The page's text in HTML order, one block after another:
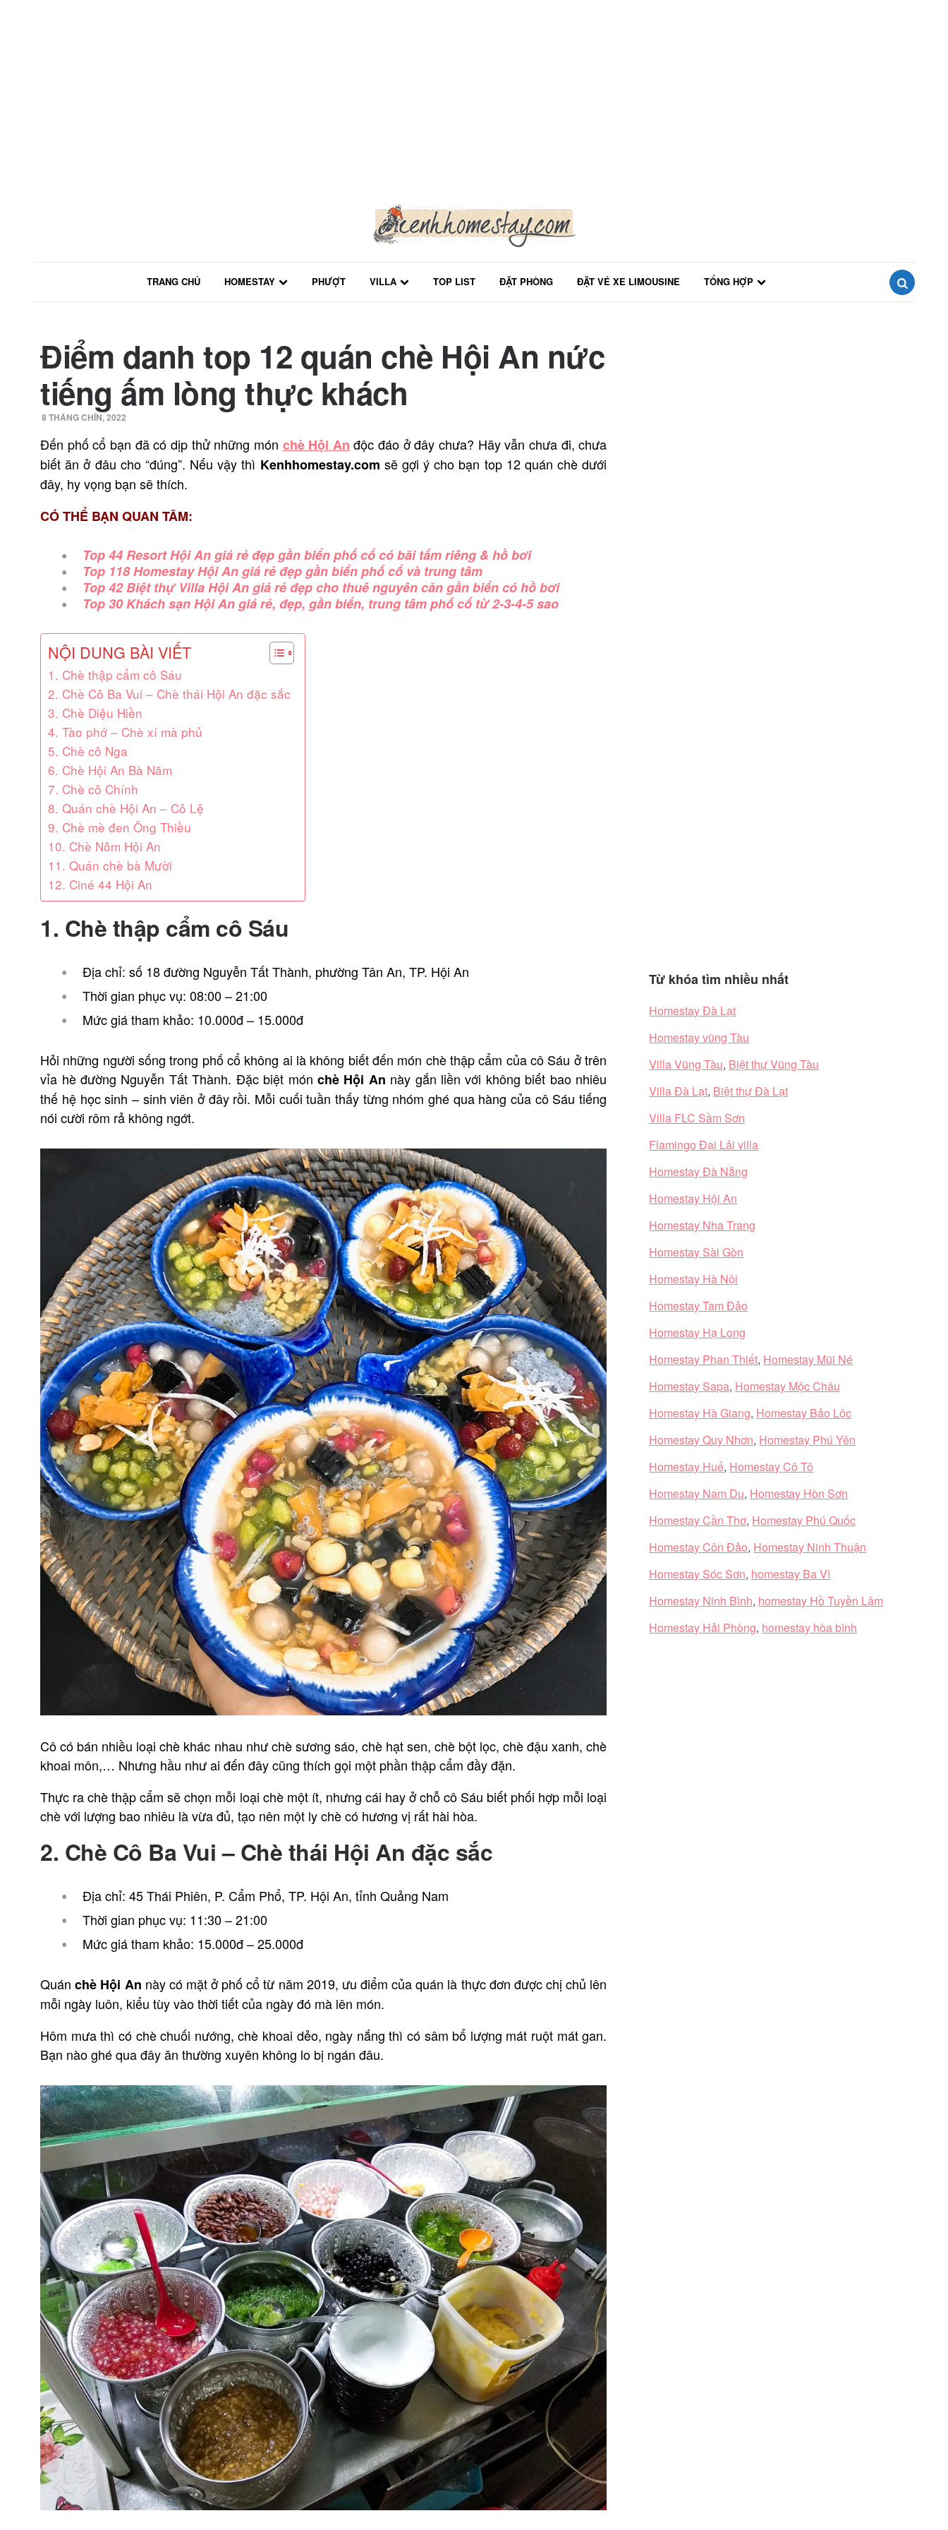
TRANG CHỦ HOMESTAY PHƯỢT VILLA TOP LIST ĐẶT PHÒNG ĐẶT VÉ XE LIMOUSINE
TỔNG HỢP
Điểm danh top 12 quán chè Hội An nức
tiếng ấm lòng thực khách
8 THÁNG CHÍN, 2022
Đến phố cổ bạn đã có dịp thử những món chè Hội An độc đáo ở đây chưa? Hãy vẫn chưa đi, chưa
biết ăn ở đâu cho “đúng”. Nếu vậy thì Kenhhomestay.com sẽ gợi ý cho bạn top 12 quán chè dưới
đây, hy vọng bạn sẽ thích.
CÓ THỂ BẠN QUAN TÂM:
Top 44 Resort Hội An giá rẻ đẹp gần biển phố cổ có bãi tắm riêng & hồ bơi
Top 118 Homestay Hội An giá rẻ đẹp gần biển phố cổ và trung tâm
Top 42 Biệt thự Villa Hội An giá rẻ đẹp cho thuê nguyên căn gần biển có hồ bơi
Top 30 Khách sạn Hội An giá rẻ, đẹp, gần biển, trung tâm phố cổ từ 2-3-4-5 sao
NỘI DUNG BÀI VIẾT
1. Chè thập cẩm cô Sáu
2. Chè Cô Ba Vui – Chè thái Hội An đặc sắc
3. Chè Diệu Hiền
4. Tào phớ – Chè xí mà phủ
5. Chè cô Nga
6. Chè Hội An Bà Năm
7. Chè cô Chính
8. Quán chè Hội An – Cô Lệ
9. Chè mè đen Ông Thiều
10. Chè Nôm Hội An
11. Quán chè bà Mười
12. Ciné 44 Hội An
1. Chè thập cẩm cô Sáu
Địa chỉ: số 18 đường Nguyễn Tất Thành, phường Tân An, TP. Hội An
Thời gian phục vụ:08:00 – 21:00
Mức giá tham khảo: 10.000đ – 15.000đ
Hỏi những người sống trong phố cổ không ai là không biết đến món chè thập cẩm của cô Sáu ở trên
vỉa hè đường Nguyễn Tất Thành. Đặc biệt món chè Hội An này gắn liền với không biết bao nhiêu
thế hệ học sinh – sinh viên ở đây rồi. Mỗi cuối tuần thấy từng nhóm ghé qua hàng của cô Sáu tiếng
nói cười rôm rả không ngớt.
Cô có bán nhiều loạichè khác nhau như chè sương sáo, chè hạt sen, chè bột lọc, chè đậu xanh, chè
khoai môn,… Nhưng hầu như ai đến đây cũng thích gọi một phần thập cẩm đầy đặn.
Thực ra chè thập cẩm sẽ chọn mỗi loại chè một ít, nhưng cái hay ở chỗ cô Sáu biết phối hợp mỗi loại
chè với lượng bao nhiêu là vừa đủ, tạo nên một ly chè có hương vị rất hài hòa.
2. Chè Cô Ba Vui – Chè thái Hội An đặc sắc
Địa chỉ: 45 Thái Phiên, P. Cẩm Phổ, TP. Hội An, tỉnh Quảng Nam
Thời gian phục vụ: 11:30 – 21:00
Mức giá tham khảo: 15.000đ – 25.000đ
Quánchè Hội An này có mặt ở phố cổ từ năm 2019, ưu điểm của quán là thực đơn được chị chủ lên
mỗi ngày luôn, kiểu tùy vào thời tiết của ngày đó mà lên món.
Hôm mưa thì có chè chuối nướng, chè khoai dẻo, ngày nắng thì có sâm bổ lượng mát ruột mát gan.
Bạn nào ghé qua đây ăn thường xuyên không lo bị ngán đâu.
Từ khóa tìm nhiều nhất
Homestay Đà Lạt
Homestay vũng Tàu
Villa Vũng Tàu, Biệt thự Vũng Tàu
Villa Đà Lạt, Biệt thự Đà Lạt
Villa FLC Sầm Sơn
Flamingo Đại Lải villa
Homestay Đà Nẵng
Homestay Hội An
Homestay Nha Trang
Homestay Sài Gòn
Homestay Hà Nội
Homestay Tam Đảo
Homestay Hạ Long
Homestay Phan Thiết, Homestay Mũi Né
Homestay Sapa, Homestay Mộc Châu
Homestay Hà Giang, Homestay Bảo Lộc
Homestay Quy Nhơn, Homestay Phú Yên
Homestay Huế, Homestay Cô Tô
Homestay Nam Du, Homestay Hòn Sơn
Homestay Cần Thơ, Homestay Phú Quốc
Homestay Côn Đảo, Homestay Ninh Thuận
Homestay Sóc Sơn, homestay Ba Vì
Homestay Ninh Bình, homestay Hồ Tuyền Lâm
Homestay Hải Phòng, homestay hòa bình